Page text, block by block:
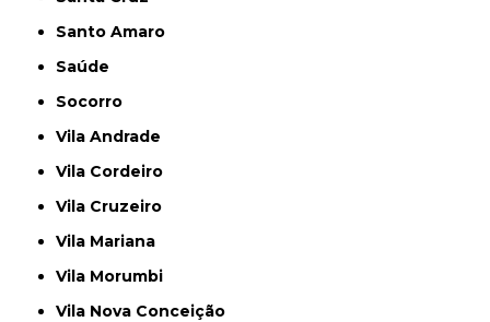
Santo Amaro
Saúde
Socorro
Vila Andrade
Vila Cordeiro
Vila Cruzeiro
Vila Mariana
Vila Morumbi
Vila Nova Conceição